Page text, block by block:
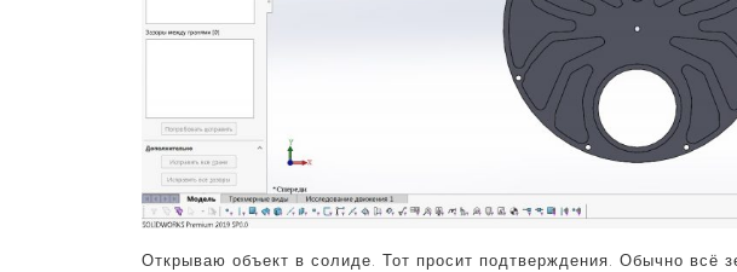
Открываю объект в солиде. Тот просит подтверждения. Обычно всё